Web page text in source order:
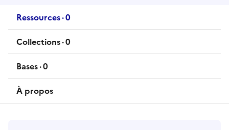
Ressources·0
ressources
Collections·0
collections
Bases·0
bases
À propos